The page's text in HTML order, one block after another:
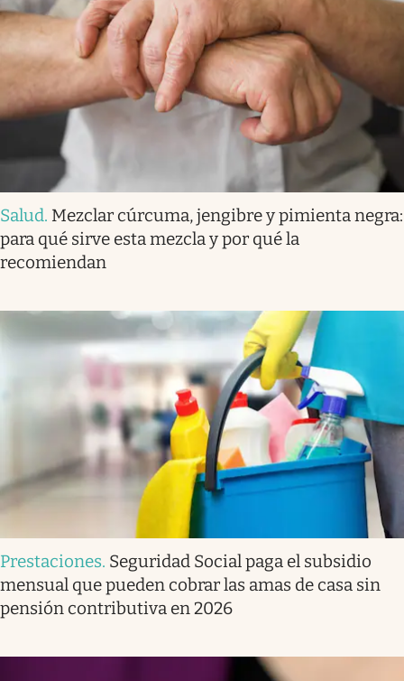
Salud. Mezclar cúrcuma, jengibre y pimienta negra:
para qué sirve esta mezcla y por qué la
recomiendan
Prestaciones. Seguridad Social paga el subsidio
mensual que pueden cobrar las amas de casa sin
pensión contributiva en 2026